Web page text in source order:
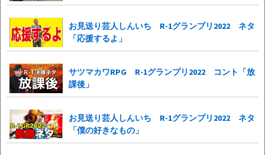
お見送り芸人しんいち R-1グランプリ2022 ネタ
「応援するよ」
サツマカワRPG R-1グランプリ2022 コント「放
課後」
お見送り芸人しんいち R-1グランプリ2022 ネタ
「僕の好きなもの」